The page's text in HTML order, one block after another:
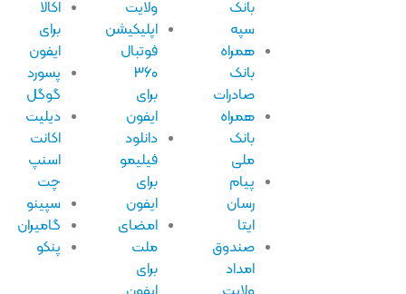
همراه
صادرات
همراه
پیام
رسان
صندوق
امداد
ولایت
اپلیکیشن
فوتبال
ایفون
دانلود
فیلیمو
ایفون
امضای
اکالا
ایفون
پسورد
گوگل
دیلیت
اکانت
اسنپ
سپینو
گامیران
پنکو